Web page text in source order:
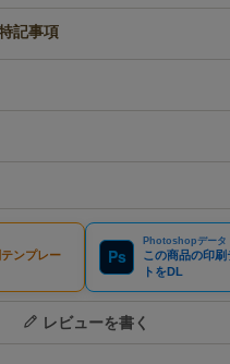
枚入
即納品
細長
記事項
ンプレー
Ps
Photoshopデータ
この商品の印
トをDL
レビューを書く